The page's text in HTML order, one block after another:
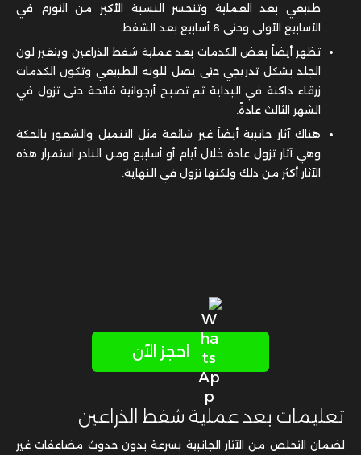
طبيعي بعد العملية وتنحسر النسبة الأكبر من التورم في
الأسابيع الأولى وحتى 8 أسابيع بعد الشفط.
تظهر أيضاً بعض الكدمات بعد عملية شفط الذراعين ويتغير لون
الجلد بشكل تدريجي حتى يصل للونه الطبيعي وتكون الكدمات
زرقاء داكنة في البداية ثم تصبح أرجوانية فاتحة حتى تزول في
الشهر الثالث عادةً.
هناك آثار جانبية أيضاً غير شائعة مثل التنميل والشعور بالحكة
وهي آثار تزول عادة خلال أيام أو أسابيع ومن النادر استمرار هذه
الآثار أكثر من ذلك ولكنها تزول في النهاية.
احجز الآن
تعليمات بعد عملية شفط الذراعين
لضمان التخلص من الآثار الجانبية بسرعة بدون حدوث مضاعفات غير